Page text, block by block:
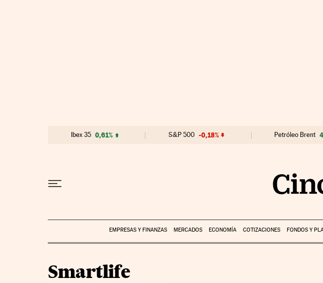
Ibex 35 0,61% S&P 500 -0,18% Petróleo Brent
EMPRESAS Y FINANZAS MERCADOS ECONOMÍA COTIZACIONES FONDOS Y
Smartlife